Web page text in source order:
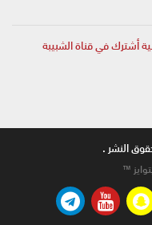
أشترك في قناة الشبيبة
النشر .
™